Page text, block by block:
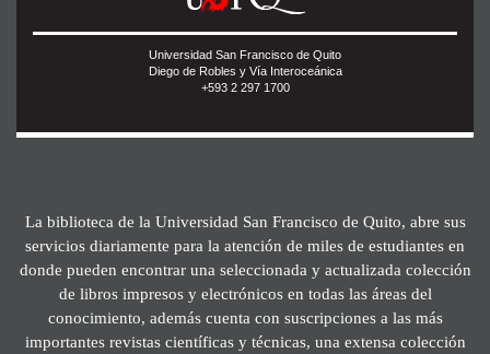
Universidad San Francisco de Quito
Diego de Robles y Vía Interoceánica
+593 2 297 1700
La biblioteca de la Universidad San Francisco de Quito, abre sus
servicios diariamente para la atención de miles de estudiantes en
donde pueden encontrar una seleccionada y actualizada colección
de libros impresos y electrónicos en todas las áreas del
conocimiento, además cuenta con suscripciones a las más
importantes revistas científicas y técnicas, una extensa colección